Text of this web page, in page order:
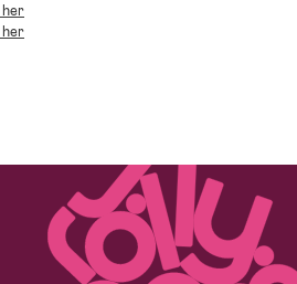
her
her